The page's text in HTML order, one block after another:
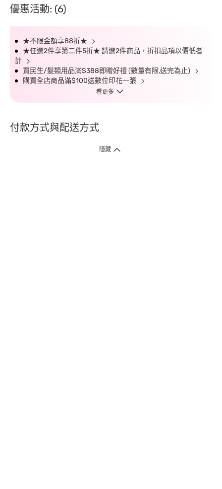
優惠活動: (6)
★不限金額享88折★
★任選2件享第二件5折★ 請選2件商品，折扣品項以價低者
計
買民生/髮類用品滿$388即贈好禮 (數量有限,送完為止)
購買全店商品滿$100送數位印花一張
看更多
付款方式與配送方式
隱藏